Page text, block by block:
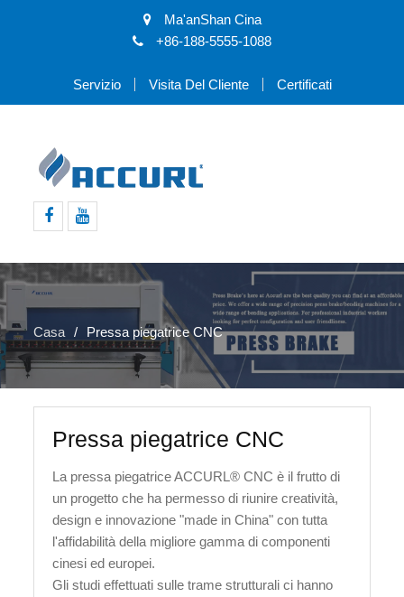
Ma'anShan Cina
+86-188-5555-1088
Servizio Visita Del Cliente Certificati
Casa Pressa piegatrice CNC
Pressa piegatrice CNC
La pressa piegatrice ACCURL® CNC è il frutto di
un progetto che ha permesso di riunire creatività,
design e innovazione "made in China" con tutta
l'affidabilità della migliore gamma di componenti
cinesi ed europei.
Gli studi effettuati sulle trame strutturali ci hanno